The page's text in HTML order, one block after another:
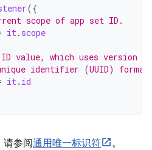
({
scope of app set ID.
it. scope
value, which uses version
identifier (UUID)
it. id
请参阅通用唯一标识符 。